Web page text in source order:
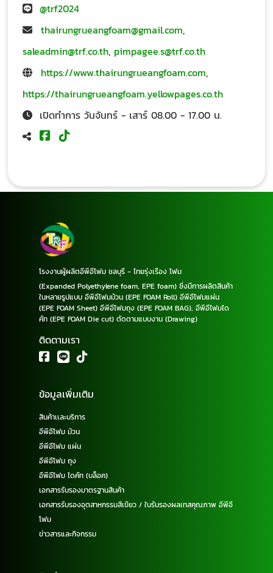
@trf2024
thairungrueangfoam@gmail.com,
saleadmin@trf.co.th, pimpagee.s@trf.co.th
https://www.thairungrueangfoam.com,
https://thairungrueangfoam.yellowpages.co.th
เปิดทำการ วันจันทร์ - เสาร์ 08.00 - 17.00 น.
โรงงานผู้ผลิตอีพีอีโฟม ชลบุรี - ไทยรุ่งเรือง โฟม
(Expanded Polyethylene foam, EPE foam) ซึ่งมีการผลิตสินค้า
ในหลายรูปแบบ อีพีอีโฟมม้วน (EPE FOAM Roll) อีพีอีโฟมแผ่น
(EPE FOAM Sheet) อีพีอีโฟมถุง (EPE FOAM BAG), อีพีอีโฟมได
คัท (EPE FOAM Die cut) ตัดตามแบบงาน (Drawing)
ติดตามเรา
ข้อมูลเพิ่มเติม
สินค้าเเละบริการ
อีพีอีโฟม ม้วน
อีพีอีโฟม แผ่น
อีพีอีโฟม ถุง
อีพีอีโฟม ไดคัท (บล็อค)
เอกสารรับรองมาตรฐานสินค้า
เอกสารรับรองอุตสาหกรรมสีเขียว / ใบรับรองผลเทสคุณภาพ อีพีอี
โฟม
ข่าวสารและกิจกรรม